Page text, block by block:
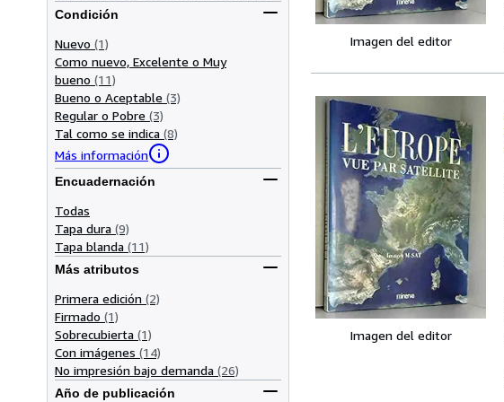
Condición
Nuevo (1)
Como nuevo, Excelente o Muy
bueno (11)
Bueno o Aceptable (3)
Regular o Pobre (3)
Tal como se indica (8)
Más información
Encuadernación
Todas
Tapa dura (9)
Tapa blanda (11)
Más atributos
Primera edición (2)
Firmado (1)
Sobrecubierta (1)
Con imágenes (14)
No impresión bajo demanda (26)
Año de publicación
Imagen del editor
Imagen del editor